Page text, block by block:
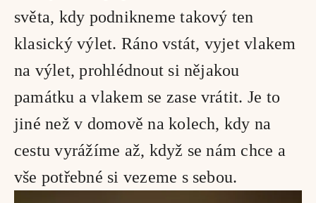
světa, kdy podnikneme takový ten
klasický výlet. Ráno vstát, vyjet vlakem
na výlet, prohlédnout si nějakou
památku a vlakem se zase vrátit. Je to
jiné než v domově na kolech, kdy na
cestu vyrážíme až, když se nám chce a
vše potřebné si vezeme s sebou.